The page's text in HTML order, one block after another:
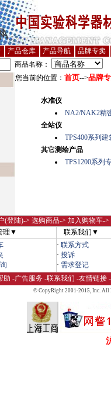
产品仓库 产品导航
品牌专卖
商品名称：
您当前的位置： 首页-->品牌
水准仪
NA2/NAK2精
全站仪
TPS400系列
其它测绘产品
TPS1200系列
(登陆)-> 选购商品-> 加入购物车-
理▼
联系我们▼
· 联系方式
· 投诉
· 需求登记
助 -广告服务 -联系我们 -友情链接 -
© CopyRight 2001-2015,Inc. All